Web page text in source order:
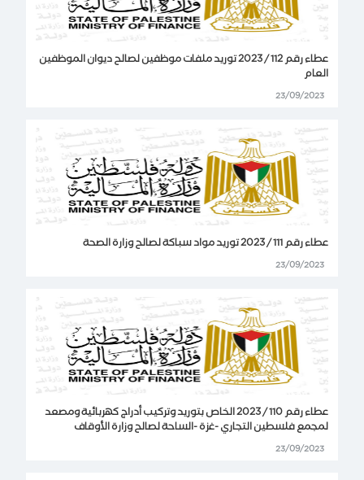
عطاء رقم 112 / 2023 توريد ملفات موظفين لصالح ديوان الموظفين
العام
23/09/2023
عطاء رقم 111 / 2023 توريد مواد سباكة لصالح وزارة الصحة
23/09/2023
عطاء رقم 110 / 2023 الخاص بتوريد وتركيب أدراج كهربائية ومصعد
لمجمع فلسطين التجاري -غزة -الساحة لصالح وزارة الأوقاف
23/09/2023